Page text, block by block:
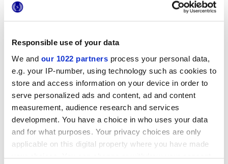
Responsible use of your data
We and our 1022 partners process your personal data,
e.g. your IP-number, using technology such as cookies to
store and access information on your device in order to
serve personalized ads and content, ad and content
measurement, audience research and services
development. You have a choice in who uses your data
and for what purposes. Your privacy choices are only
applicable on this digital property where you have made
your choices. You can change or withdraw your consent
Эта квартира, недавно реконструированная, с
захватывающим видом на церковь Сан-Джоакино и на
весь городок Челье-Мессапика, сочетает в себе
элегантностью современных сочетаний разных
материй. Бесспорно, главным местом дома является
кухня, где серия Terra использована как для напольного
покрытия, так и для настенной облицовки:
шестиугольные плитки Marca Corona образуют ковер в
мягких обволакивающих тонах и прекрасно сочетаются
с цементом, деревом и белоснежным камнем, которые
использованы в остальной части дома.